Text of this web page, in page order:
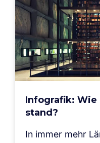
Infografik: Wie
stand?
In immer mehr